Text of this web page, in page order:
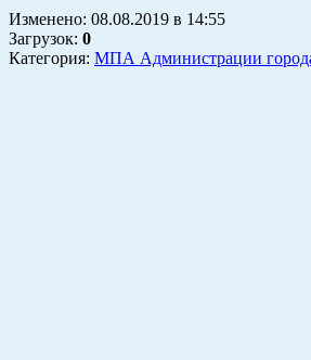
Изменено: 08.08.2019 в 14:55
Загрузок: 0
Категория: МПА Администрации